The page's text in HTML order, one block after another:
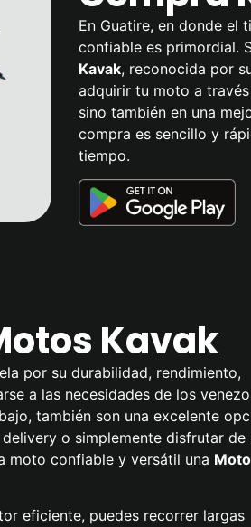
En Guatire, en donde el
confiable es primordial.
Kavak, reconocida por
adquirir tu moto a
sino también en una
compra es sencillo y
tiempo.
Kavak
por su durabilidad, rendimiento,
a las necesidades de los
también son una excelente
o simplemente disfrutar de
moto confiable y versátil una Moto
eficiente, puedes recorrer largas